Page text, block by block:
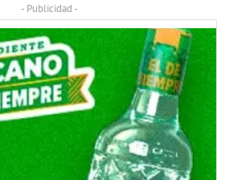
- Publicidad -